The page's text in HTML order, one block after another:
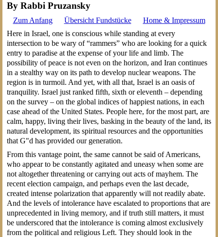
By Rabbi Pruzansky
Zum Anfang Übersicht Fundstücke
Home & Impressum
Here in Israel, one is conscious while standing at every
intersection to be wary of “rammers” who are looking for a quick
entry to paradise at the expense of your life and limb. The
possibility of peace is not even on the horizon, and Iran continues
in a stealthy way on its path to develop nuclear weapons. The
region is in turmoil. And yet, with all that, Israel is an oasis of
tranquility. Israel just ranked fifth, sixth or eleventh – depending
on the survey – on the global indices of happiest nations, in each
case ahead of the United States. People here, for the most part, are
calm, happy, living their lives, basking in the beauty of the land, its
natural development, its spiritual resources and the opportunities
that G"d has provided our generation.
From this vantage point, the same cannot be said of Americans,
who appear to be constantly agitated and uneasy when some are
not altogether threatening or carrying out acts of mayhem. The
recent election campaign, and perhaps even the last decade,
created intense polarization that apparently will not readily abate.
And the levels of intolerance have escalated to proportions that are
unprecedented in living memory, and if truth still matters, it must
be underscored that the intolerance is coming almost exclusively
from the political and religious Left. They should look in the